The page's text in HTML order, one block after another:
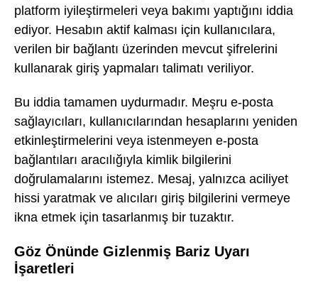
platform iyileştirmeleri veya bakımı yaptığını iddia
ediyor. Hesabın aktif kalması için kullanıcılara,
verilen bir bağlantı üzerinden mevcut şifrelerini
kullanarak giriş yapmaları talimatı veriliyor.
Bu iddia tamamen uydurmadır. Meşru e-posta
sağlayıcıları, kullanıcılarından hesaplarını yeniden
etkinleştirmelerini veya istenmeyen e-posta
bağlantıları aracılığıyla kimlik bilgilerini
doğrulamalarını istemez. Mesaj, yalnızca aciliyet
hissi yaratmak ve alıcıları giriş bilgilerini vermeye
ikna etmek için tasarlanmış bir tuzaktır.
Göz Önünde Gizlenmiş Bariz Uyarı
İşaretleri